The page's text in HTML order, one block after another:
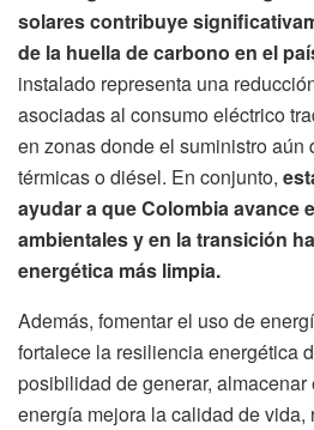
solares contribuye
de la huella de carbono en el
instalado representa una
asociadas al consumo eléctrico
en zonas donde el suministro aún
térmicas o diésel. En conjunto,
ayudar a que Colombia avance
ambientales y en la transición
energética más limpia.
Además, fomentar el uso de
fortalece la resiliencia energética
posibilidad de generar,
energía mejora la calidad de